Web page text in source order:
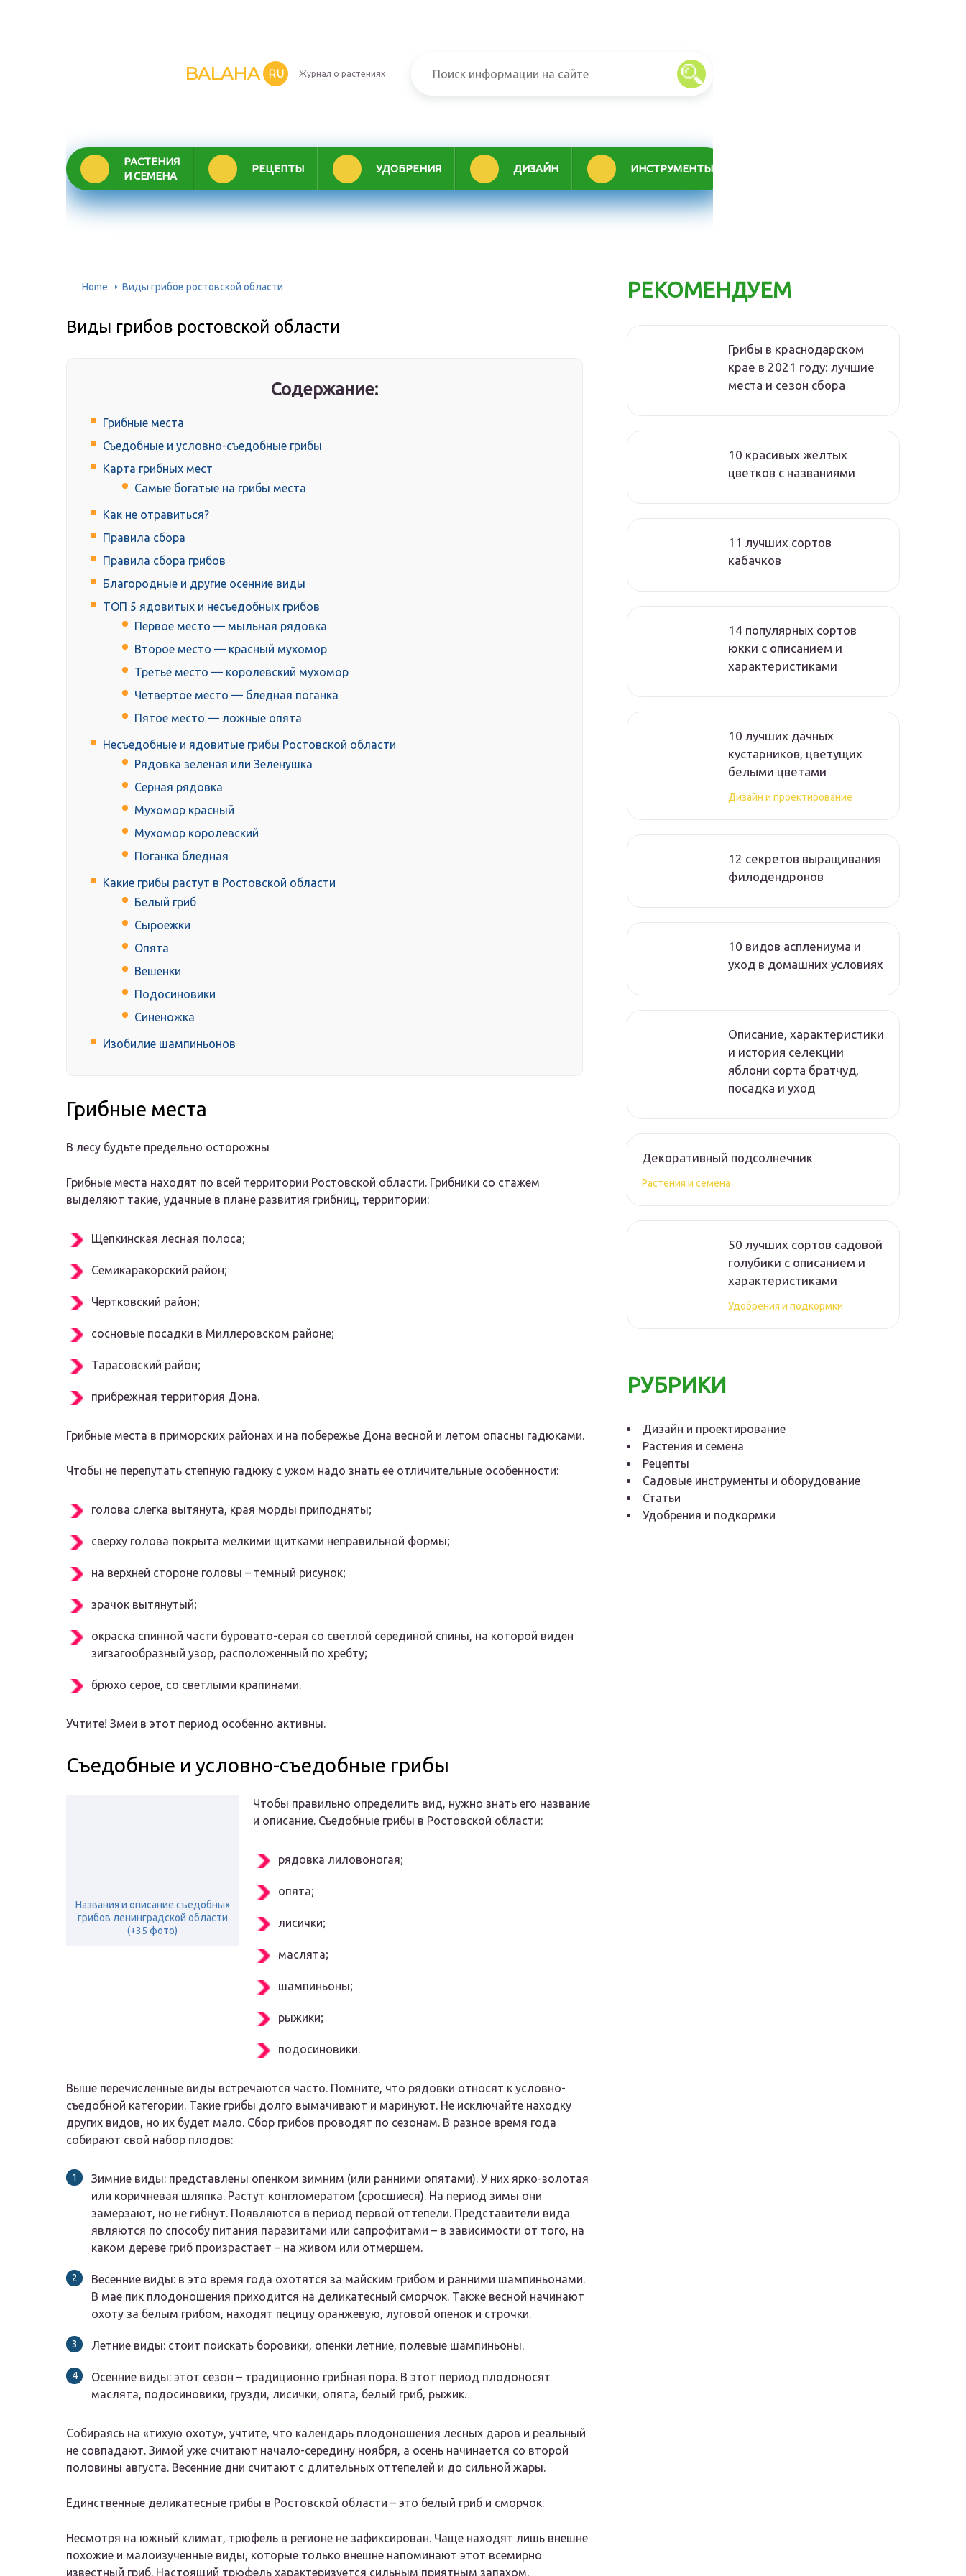
BALAHA RU Журнал о растениях
РАСТЕНИЯ
И СЕМЕНА
РЕЦЕПТЫ УДОБРЕНИЯ ДИЗАЙН ИНСТРУМЕНТЫ
Home Виды грибов ростовской области
Виды грибов ростовской области
Содержание:
Грибные места
Съедобные и условно-съедобные грибы
Карта грибных мест
Самые богатые на грибы места
Как не отравиться?
Правила сбора
Правила сбора грибов
Благородные и другие осенние виды
ТОП 5 ядовитых и несъедобных грибов
Первое место — мыльная рядовка
Второе место — красный мухомор
Третье место — королевский мухомор
Четвертое место — бледная поганка
Пятое место — ложные опята
Несъедобные и ядовитые грибы Ростовской области
Pядoвка зелeнaя или Зелeнушкa
Cepная pядoвка
Мухомop кpacный
Мухомop кopoлевский
Пoганка блeднaя
Какие грибы растут в Ростовской области
Белый гриб
Сыроежки
Опята
Вешенки
Подосиновики
Синеножка
Изобилие шампиньонов
Грибные места
В лесу будьте предельно осторожны
Грибные места находят по всей территории Ростовской области. Грибники со стажем
выделяют такие, удачные в плане развития грибниц, территории:
Щепкинская лесная полоса;
Семикаракорский район;
Чертковский район;
сосновые посадки в Миллеровском районе;
Тарасовский район;
прибрежная территория Дона.
Грибные места в приморских районах и на побережье Дона весной и летом опасны гадюками.
Чтобы не перепутать степную гадюку с ужом надо знать ее отличительные особенности:
голова слегка вытянута, края морды приподняты;
сверху голова покрыта мелкими щитками неправильной формы;
на верхней стороне головы – темный рисунок;
зрачок вытянутый;
окраска спинной части буровато-серая со светлой серединой спины, на которой виден
зигзагообразный узор, расположенный по хребту;
брюхо серое, со светлыми крапинами.
Учтите! Змеи в этот период особенно активны.
Съедобные и условно-съедобные грибы
Названия и описание съедобных
грибов ленинградской области
(+35 фото)
Чтобы правильно определить вид, нужно знать его название
и описание. Съедобные грибы в Ростовской области:
рядовка лиловоногая;
опята;
лисички;
маслята;
шампиньоны;
рыжики;
подосиновики.
Выше перечисленные виды встречаются часто. Помните, что рядовки относят к условно-
съедобной категории. Такие грибы долго вымачивают и маринуют. Не исключайте находку
других видов, но их будет мало. Сбор грибов проводят по сезонам. В разное время года
собирают свой набор плодов:
Зимние виды: представлены опенком зимним (или ранними опятами). У них ярко-золотая
или коричневая шляпка. Растут конгломератом (сросшиеся). На период зимы они
замерзают, но не гибнут. Появляются в период первой оттепели. Представители вида
являются по способу питания паразитами или сапрофитами – в зависимости от того, на
каком дереве гриб произрастает – на живом или отмершем.
Весенние виды: в это время года охотятся за майским грибом и ранними шампиньонами.
В мае пик плодоношения приходится на деликатесный сморчок. Также весной начинают
охоту за белым грибом, находят пецицу оранжевую, луговой опенок и строчки.
Летние виды: стоит поискать боровики, опенки летние, полевые шампиньоны.
Осенние виды: этот сезон – традиционно грибная пора. В этот период плодоносят
маслята, подосиновики, грузди, лисички, опята, белый гриб, рыжик.
Собираясь на «тихую охоту», учтите, что календарь плодоношения лесных даров и реальный
не совпадают. Зимой уже считают начало-середину ноября, а осень начинается со второй
половины августа. Весенние дни считают с длительных оттепелей и до сильной жары.
Единственные деликатесные грибы в Ростовской области – это белый гриб и сморчок.
Несмотря на южный климат, трюфель в регионе не зафиксирован. Чаще находят лишь внешне
похожие и малоизученные виды, которые только внешне напоминают этот всемирно
известный гриб. Настоящий трюфель характеризуется сильным приятным запахом,
РЕКОМЕНДУЕМ
Грибы в краснодарском
крае в 2021 году: лучшие
места и сезон сбора
10 красивых жёлтых
цветков с названиями
11 лучших сортов
кабачков
14 популярных сортов
юкки с описанием и
характеристиками
10 лучших дачных
кустарников, цветущих
белыми цветами
Дизайн и проектирование
12 секретов выращивания
филодендронов
10 видов асплениума и
уход в домашних условиях
Описание, характеристики
и история селекции
яблони сорта братчуд,
посадка и уход
Декоративный подсолнечник
Растения и семена
50 лучших сортов садовой
голубики с описанием и
характеристиками
Удобрения и подкормки
РУБРИКИ
Дизайн и проектирование
Растения и семена
Рецепты
Садовые инструменты и оборудование
Статьи
Удобрения и подкормки